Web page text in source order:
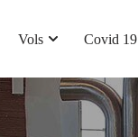
Vols Covid 19